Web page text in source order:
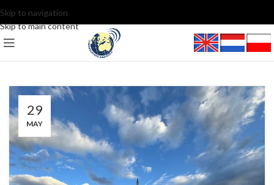
Skip to navigation
Skip to main content
29
MAY